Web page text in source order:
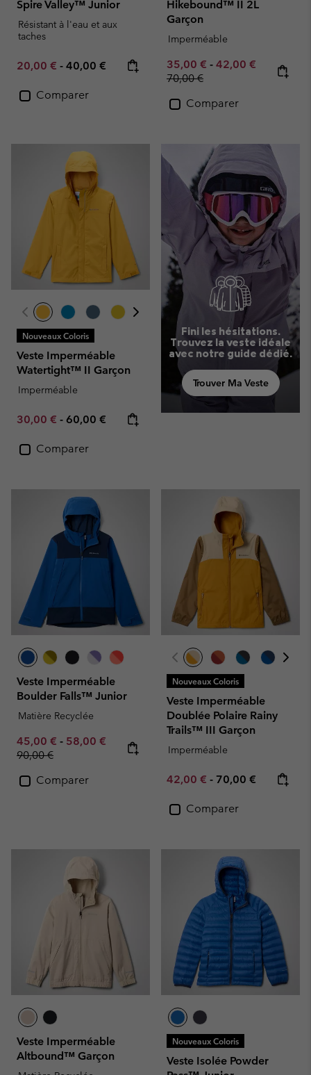
Spire Valley™ Junior
Résistant à l'eau et aux
taches
Minimum sale price:
20,00 € - Maximum price:
40,00 €
Comparer
Hikebound™ II 2L
Garçon
Imperméable
Minimum sale price:
35,00 € - Maximum sale
42,00 € Regular
70,00 €
Comparer
Nouveaux Coloris
Veste Imperméable
Watertight™ II Garçon
Imperméable
Minimum sale price:
30,00 € - Maximum price:
60,00 €
Comparer
Fini les hésitations.
Trouvez la veste idéale
avec notre guide dédié.
Trouver Ma Veste
Veste Imperméable
Boulder Falls™ Junior
Matière Recyclée
Minimum sale price:
45,00 € - Maximum sale price:
58,00 € Regular price:
90,00 €
Comparer
Nouveaux Coloris
Veste Imperméable
Doublée Polaire Rainy
Trails™ III Garçon
Imperméable
Minimum sale price:
42,00 € - Maximum price:
70,00 €
Comparer
Veste Imperméable
Altbound™ Garçon
Nouveaux Coloris
Veste Isolée Powder